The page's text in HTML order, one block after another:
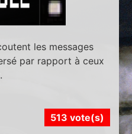
les messages
par rapport à ceux
513 vote(s)